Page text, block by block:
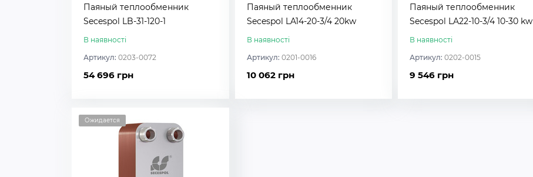
Паяный теплообменник
Secespol LB-31-120-1
В наявності
Артикул: 0203-0072
54 696 грн
Паяный теплообменник
Secespol LA14-20-3/4 20kw
В наявності
Артикул: 0201-0016
10 062 грн
Паяный теплообменник
Secespol LA22-10-3/4 10-30 kw
В наявності
Артикул: 0202-0015
9 546 грн
Ожидается